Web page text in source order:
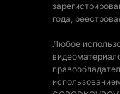
года,
Любое